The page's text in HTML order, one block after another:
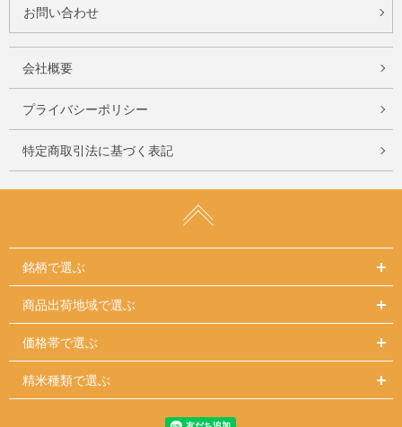
お問い合わせ
会社概要
プライバシーポリシー
特定商取引法に基づく表記
銘柄で選ぶ
商品出荷地域で選ぶ
価格帯で選ぶ
精米種類で選ぶ